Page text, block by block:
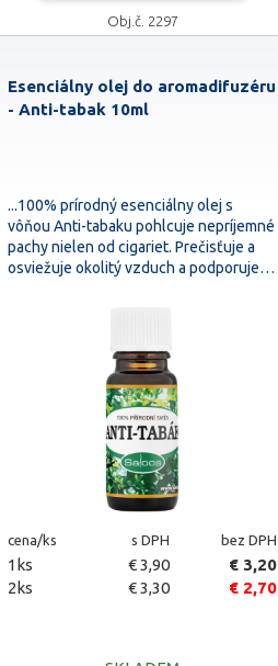
Obj.č. 2297
Esenciálny olej do aromadifuzéru
- Anti-tabak 10ml
...100% prírodný esenciálny olej s
vôňou Anti-tabaku pohlcuje nepríjemné
pachy nielen od cigariet. Prečisťuje a
osviežuje okolitý vzduch a podporuje…
cena/ks s DPH bez DPH
1ks € 3,90
€ 3,20
2ks
€ 3,30 € 2,70